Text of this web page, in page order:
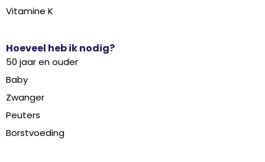
Vitamine K
Hoeveel heb ik nodig?
50 jaar en ouder
Baby
Zwanger
Peuters
Borstvoeding